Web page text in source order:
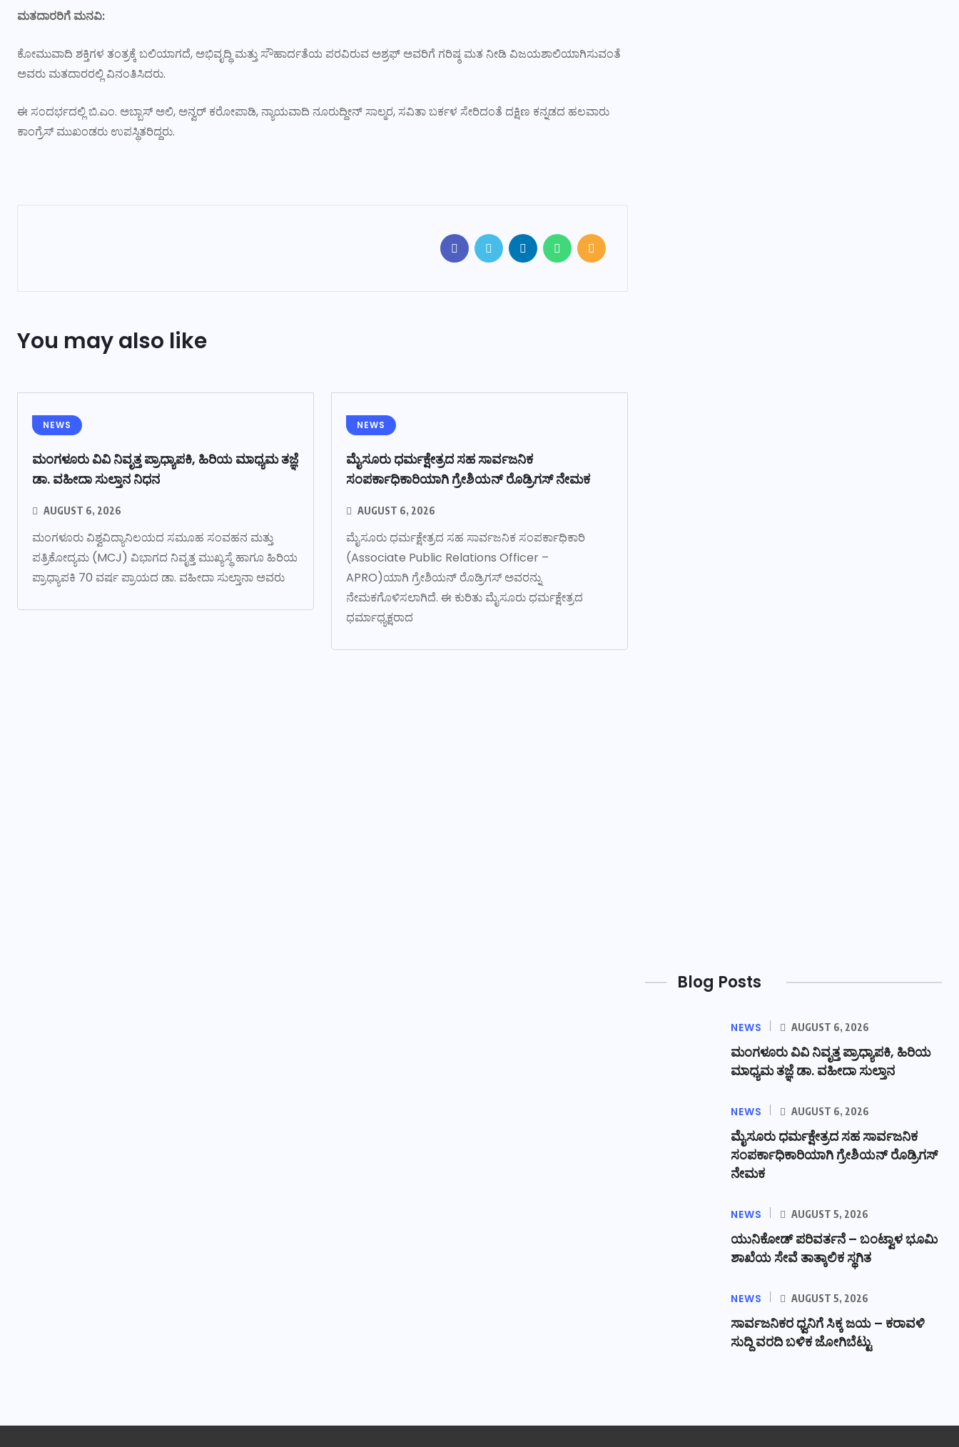
ಮತದಾರರಿಗೆ ಮನವಿ:
ಕೋಮುವಾದಿ ಶಕ್ತಿಗಳ ತಂತ್ರಕ್ಕೆ ಬಲಿಯಾಗದೆ, ಅಭಿವೃದ್ಧಿ ಮತ್ತು ಸೌಹಾರ್ದತೆಯ ಪರವಿರುವ ಅಶ್ರಫ್ ಅವರಿಗೆ ಗರಿಷ್ಠ ಮತ ನೀಡಿ ವಿಜಯಶಾಲಿಯಾಗಿಸುವಂತೆ
ಅವರು ಮತದಾರರಲ್ಲಿ ವಿನಂತಿಸಿದರು.
ಈ ಸಂದರ್ಭದಲ್ಲಿ ಬಿ.ಎಂ. ಅಬ್ಬಾಸ್ ಅಲಿ, ಅನ್ವರ್ ಕರೋಪಾಡಿ, ನ್ಯಾಯವಾದಿ ನೂರುದ್ದೀನ್ ಸಾಲ್ಮರ, ಸವಿತಾ ಬರ್ಕಳ ಸೇರಿದಂತೆ ದಕ್ಷಿಣ ಕನ್ನಡದ ಹಲವಾರು
ಕಾಂಗ್ರೆಸ್ ಮುಖಂಡರು ಉಪಸ್ಥಿತರಿದ್ದರು.
You may also like
NEWS
ಮಂಗಳೂರು ವಿವಿ ನಿವೃತ್ತ ಪ್ರಾಧ್ಯಾಪಕಿ, ಹಿರಿಯ ಮಾಧ್ಯಮ ತಜ್ಞೆ
ಡಾ. ವಹೀದಾ ಸುಲ್ತಾನ ನಿಧನ
AUGUST 6, 2026
ಮಂಗಳೂರು ವಿಶ್ವವಿದ್ಯಾನಿಲಯದ ಸಮೂಹ ಸಂವಹನ ಮತ್ತು
ಪತ್ರಿಕೋದ್ಯಮ (MCJ) ವಿಭಾಗದ ನಿವೃತ್ತ ಮುಖ್ಯಸ್ಥೆ ಹಾಗೂ ಹಿರಿಯ
ಪ್ರಾಧ್ಯಾಪಕಿ 70 ವರ್ಷ ಪ್ರಾಯದ ಡಾ. ವಹೀದಾ ಸುಲ್ತಾನಾ ಅವರು
NEWS
ಮೈಸೂರು ಧರ್ಮಕ್ಷೇತ್ರದ ಸಹ ಸಾರ್ವಜನಿಕ
ಸಂಪರ್ಕಾಧಿಕಾರಿಯಾಗಿ ಗ್ರೇಶಿಯನ್ ರೊಡ್ರಿಗಸ್ ನೇಮಕ
AUGUST 6, 2026
ಮೈಸೂರು ಧರ್ಮಕ್ಷೇತ್ರದ ಸಹ ಸಾರ್ವಜನಿಕ ಸಂಪರ್ಕಾಧಿಕಾರಿ
(Associate Public Relations Officer –
APRO)ಯಾಗಿ ಗ್ರೇಶಿಯನ್ ರೊಡ್ರಿಗಸ್ ಅವರನ್ನು
ನೇಮಕಗೊಳಿಸಲಾಗಿದೆ. ಈ ಕುರಿತು ಮೈಸೂರು ಧರ್ಮಕ್ಷೇತ್ರದ
ಧರ್ಮಾಧ್ಯಕ್ಷರಾದ
Blog Posts
NEWS AUGUST 6, 2026
ಮಂಗಳೂರು ವಿವಿ ನಿವೃತ್ತ ಪ್ರಾಧ್ಯಾಪಕಿ, ಹಿರಿಯ
ಮಾಧ್ಯಮ ತಜ್ಞೆ ಡಾ. ವಹೀದಾ ಸುಲ್ತಾನ
NEWS AUGUST 6, 2026
ಮೈಸೂರು ಧರ್ಮಕ್ಷೇತ್ರದ ಸಹ ಸಾರ್ವಜನಿಕ
ಸಂಪರ್ಕಾಧಿಕಾರಿಯಾಗಿ ಗ್ರೇಶಿಯನ್ ರೊಡ್ರಿಗಸ್
ನೇಮಕ
NEWS AUGUST 5, 2026
ಯುನಿಕೋಡ್ ಪರಿವರ್ತನೆ – ಬಂಟ್ವಾಳ ಭೂಮಿ
ಶಾಖೆಯ ಸೇವೆ ತಾತ್ಕಾಲಿಕ ಸ್ಥಗಿತ
NEWS AUGUST 5, 2026
ಸಾರ್ವಜನಿಕರ ಧ್ವನಿಗೆ ಸಿಕ್ಕ ಜಯ – ಕರಾವಳಿ
ಸುದ್ದಿ ವರದಿ ಬಳಿಕ ಜೋಗಿಬೆಟ್ಟು